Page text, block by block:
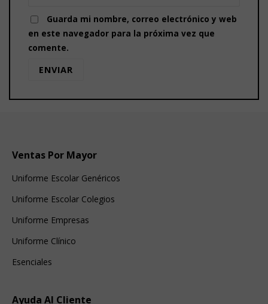
Guarda mi nombre, correo electrónico y web
en este navegador para la próxima vez que
comente.
Ventas Por Mayor
Uniforme Escolar Genéricos
Uniforme Escolar Colegios
Uniforme Empresas
Uniforme Clínico
Esenciales
Ayuda Al Cliente